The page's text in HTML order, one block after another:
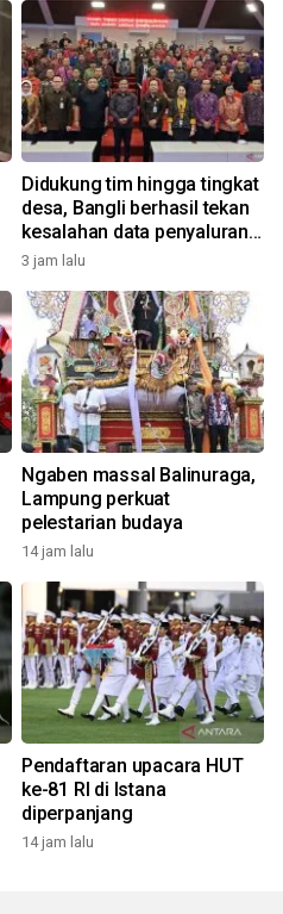
Didukung tim hingga tingkat
desa, Bangli berhasil tekan
kesalahan data penyaluran
bansos
3 jam lalu
Ngaben massal Balinuraga,
Lampung perkuat
pelestarian budaya
14 jam lalu
Pendaftaran upacara HUT
ke-81 RI di Istana
diperpanjang
14 jam lalu